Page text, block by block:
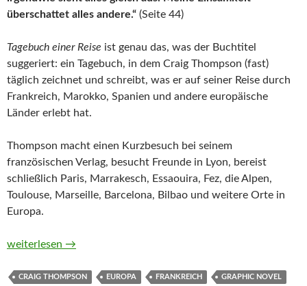
überschattet alles andere.“ (Seite 44)
Tagebuch einer Reise ist genau das, was der Buchtitel
suggeriert: ein Tagebuch, in dem Craig Thompson (fast)
täglich zeichnet und schreibt, was er auf seiner Reise durch
Frankreich, Marokko, Spanien und andere europäische
Länder erlebt hat.
Thompson macht einen Kurzbesuch bei seinem
französischen Verlag, besucht Freunde in Lyon, bereist
schließlich Paris, Marrakesch, Essaouira, Fez, die Alpen,
Toulouse, Marseille, Barcelona, Bilbao und weitere Orte in
Europa.
Tagebuch einer Reise von Craig Thompson
weiterlesen →
CRAIG THOMPSON EUROPA FRANKREICH GRAPHIC NOVEL